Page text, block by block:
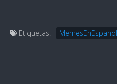
Etiquetas: MemesEnEspanol